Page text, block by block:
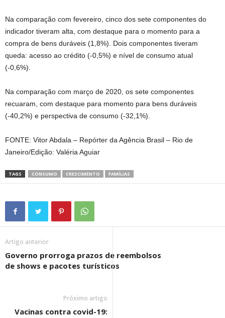
Na comparação com fevereiro, cinco dos sete componentes do
indicador tiveram alta, com destaque para o momento para a
compra de bens duráveis (1,8%). Dois componentes tiveram
queda: acesso ao crédito (-0,5%) e nível de consumo atual
(-0,6%).
Na comparação com março de 2020, os sete componentes
recuaram, com destaque para momento para bens duráveis
(-40,2%) e perspectiva de consumo (-32,1%).
FONTE: Vitor Abdala – Repórter da Agência Brasil – Rio de
Janeiro/Edição: Valéria Aguiar
TAGS CONSUMO CRESCIMENTO FAMÍLIAS
Artigo anterior
Governo prorroga prazos de reembolsos
de shows e pacotes turísticos
Próximo artigo
Vacinas contra covid-19: